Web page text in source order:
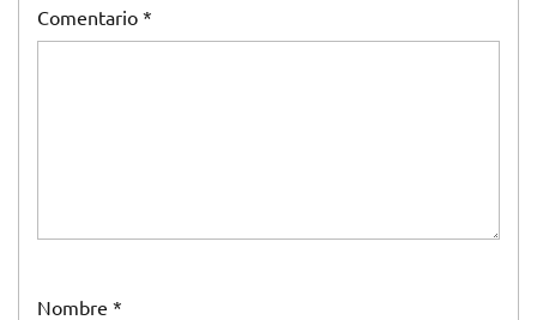
Comentario *
Nombre *